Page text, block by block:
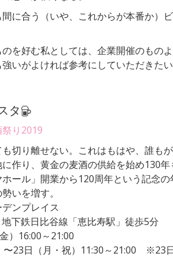
に合う（いや、これからが本番か）
を好む私としては、企業開催のもの
いがよければ参考にしていただきたい
タ
り2019
切り離せない。これはもはや、誰も
作り、黄金の麦酒の供給を始め130
ール」開業から120周年という記念
いを増す。
プレイス
下鉄日比谷線「恵比寿駅」徒歩5分
16:00～21:00
・祝）11:30～21:00 ※23日(最